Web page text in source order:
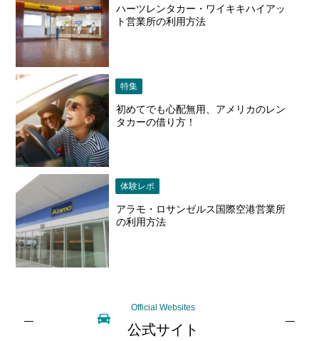
ハーツレンタカー・ワイキキハイアッ
ト営業所の利用方法
特集
初めてでも心配無用、アメリカのレン
タカーの借り方！
体験レポ
アラモ・ロサンゼルス国際空港営業所
の利用方法
Official Websites
公式サイト